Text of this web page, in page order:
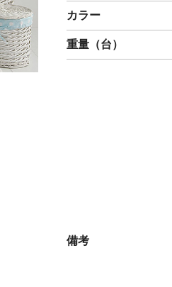
カラー
重量（台）
備考